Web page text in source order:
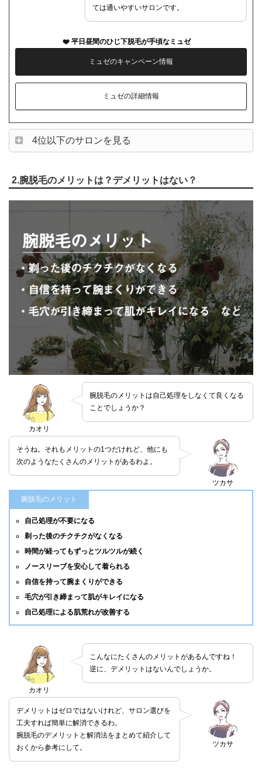
ては通いやすいサロンです。
平日昼間のひじ下脱毛が手頃なミュゼ
ミュゼのキャンペーン情報
ミュゼの詳細情報
4位以下のサロンを見る
2.腕脱毛のメリットは？デメリットはない？
カオリ
腕脱毛のメリットは自己処理をしなくて良くなる
ことでしょうか？
ツカサ
そうね。それもメリットの1つだけれど、他にも
次のようなたくさんのメリットがあるわよ。
腕脱毛のメリット
自己処理が不要になる
剃った後のチクチクがなくなる
時間が経ってもずっとツルツルが続く
ノースリーブを安心して着られる
自信を持って腕まくりができる
毛穴が引き締まって肌がキレイになる
自己処理による肌荒れが改善する
カオリ
こんなにたくさんのメリットがあるんですね！
逆に、デメリットはないんでしょうか。
ツカサ
デメリットはゼロではないけれど、サロン選びを
工夫すれば簡単に解消できるわ。
腕脱毛のデメリットと解消法をまとめて紹介して
おくから参考にして。